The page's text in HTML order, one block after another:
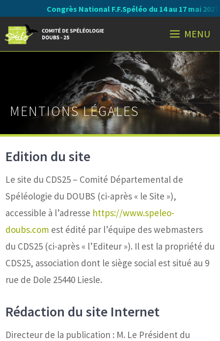
au
contenu
Congrès National F.F.Spéléo du 14 au 17 mai 2027 :
MENU
MENTIONS LÉGALES
Edition du site
Le site du CDS25 – Comité Départemental de
Spéléologie du DOUBS (ci-après « le Site »),
accessible à l’adresse https://www.speleo-
doubs.com est édité par l’équipe des webmasters
du CDS25 (ci-après « l’Editeur »). Il est la propriété du
CDS25, association dont le siège social est situé au 9
rue de Dole 25440 Liesle.
Rédaction du site Internet
Directeur de la publication : M. Le Président du